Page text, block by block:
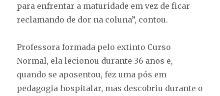
para enfrentar a maturidade em vez de ficar
reclamando de dor na coluna”, contou.
Professora formada pelo extinto Curso
Normal, ela lecionou durante 36 anos e,
quando se aposentou, fez uma pós em
pedagogia hospitalar, mas descobriu durante o